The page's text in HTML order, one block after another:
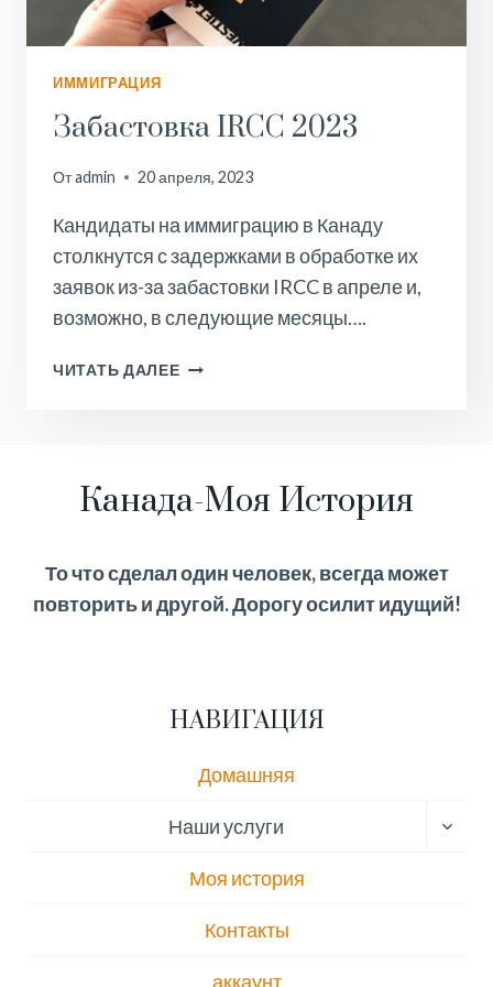
ИММИГРАЦИЯ
Забастовка IRCC 2023
Отadmin 20 апреля, 2023
Кандидаты на иммиграцию в Канаду
столкнутся с задержками в обработке их
заявок из-за забастовки IRCC в апреле и,
возможно, в следующие месяцы….
ЧИТАТЬ ДАЛЕЕЗАБАСТОВКА
Канада-Моя История
То что сделал один человек, всегда может
повторить и другой. Дорогу осилит идущий!
НАВИГАЦИЯ
Домашняя
Наши услуги
Моя история
Контакты
аккаунт